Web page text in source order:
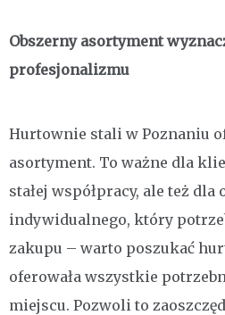
Obszerny asortyment
profesjonalizmu
Hurtownie stali w Poznaniu
asortyment. To ważne dla
stałej współpracy, ale też dla
indywidualnego, który
zakupu – warto poszukać
oferowała wszystkie
miejscu. Pozwoli to